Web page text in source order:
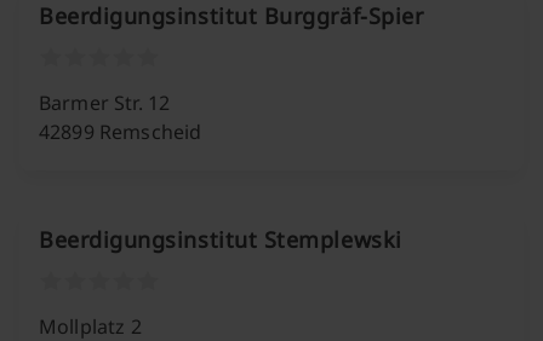
Beerdigungsinstitut Burggräf-Spier
Barmer Str. 12
42899 Remscheid
Beerdigungsinstitut Stemplewski
Mollplatz 2